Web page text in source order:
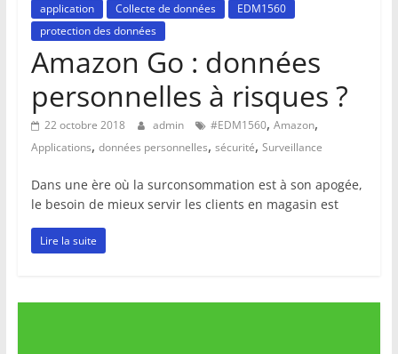
application Collecte de données
EDM1560
protection des données
Amazon Go : données
personnelles à risques ?
22 octobre 2018 admin #EDM1560, Amazon,
Applications, données personnelles, sécurité, Surveillance
Dans une ère où la surconsommation est à son apogée,
le besoin de mieux servir les clients en magasin est
Lire la suite